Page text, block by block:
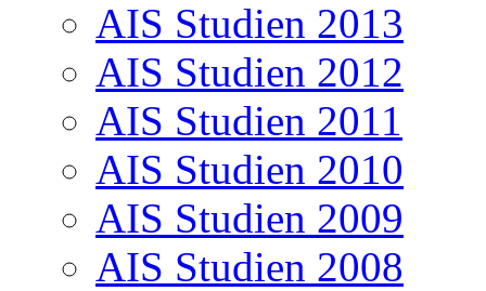
AIS Studien 2013
AIS Studien 2012
AIS Studien 2011
AIS Studien 2010
AIS Studien 2009
AIS Studien 2008